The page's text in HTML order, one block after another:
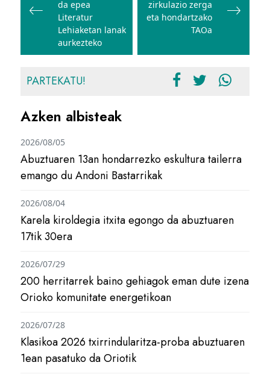
da epea
Literatur
Lehiaketan lanak
aurkezteko
zirkulazio zerga
eta hondartzako
TAOa
PARTEKATU!
Azken albisteak
Abuztuaren 13an hondarrezko eskultura tailerra
emango du Andoni Bastarrikak
2026/08/05
Karela kiroldegia itxita egongo da abuztuaren
17tik 30era
2026/08/04
200 herritarrek baino gehiagok eman dute izena
Orioko komunitate energetikoan
2026/07/29
Klasikoa 2026 txirrindularitza-proba abuztuaren
1ean pasatuko da Oriotik
2026/07/28